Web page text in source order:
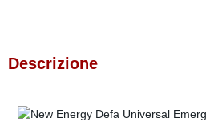
Descrizione